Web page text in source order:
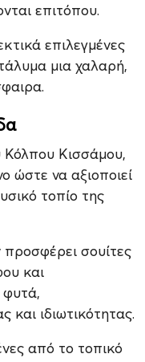
επιτόπου.
επιλεγμένες
μια χαλαρή,
Κισσάμου,
ώστε να αξιοποιεί
τοπίο της
σουίτες
και
φυτά,
και ιδιωτικότητας.
από το τοπικό